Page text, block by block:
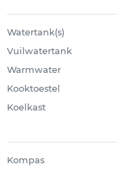
Watertank(s)
Vuilwatertank
Warmwater
Kooktoestel
Koelkast
Kompas